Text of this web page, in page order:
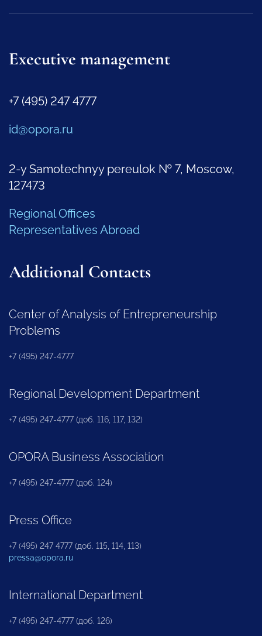
Executive management
+7 (495) 247 4777
id@opora.ru
2-y Samotechnyy pereulok № 7, Moscow,
127473
Regional Offices
Representatives Abroad
Additional Contacts
Center of Analysis of Entrepreneurship
Problems
+7 (495) 247-4777
Regional Development Department
+7 (495) 247-4777 (доб. 116, 117, 132)
OPORA Business Association
+7 (495) 247-4777 (доб. 124)
Press Office
+7 (495) 247 4777 (доб. 115, 114, 113)
pressa@opora.ru
International Department
+7 (495) 247-4777 (доб. 126)